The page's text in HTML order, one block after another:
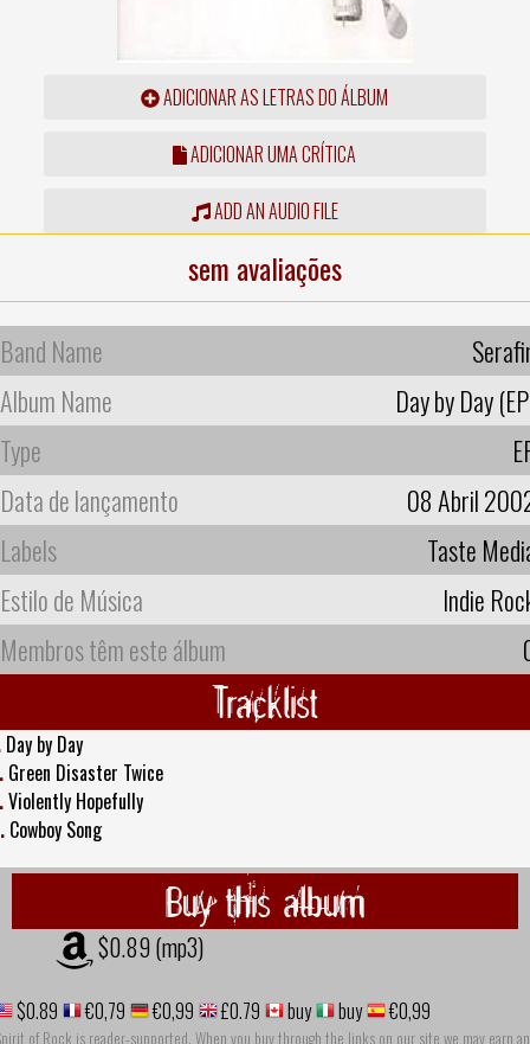
ADICIONAR AS LETRAS DO ÁLBUM
ADICIONAR UMA CRÍTICA
ADD AN AUDIO FILE
sem avaliações
Band Name
Album Name
Day by Day
Type
Data de lançamento
08 Abril
Labels
Taste
Estilo de Música
Indie
Membros têm este álbum
Tracklist
Day by Day
Green Disaster Twice
Violently Hopefully
Cowboy Song
Buy this album
$0.89 (mp3)
$0.89 €0,79 €0,99 £0.79 buy buy €0,99
of Rock is reader-supported. When you buy through the links on our site we may earn an